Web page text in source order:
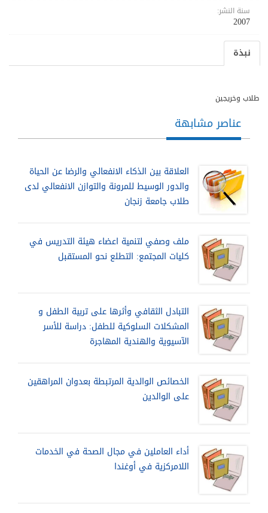
سنة النشر:
2007
نبذة
طلاب وخريجين
عناصر مشابهة
العلاقة بين الذكاء الانفعالي والرضا عن الحياة
والدور الوسيط للمرونة والتوازن الانفعالي لدى
طلاب جامعة زنجان
ملف وصفي لتنمية اعضاء هيئة التدريس في
كليات المجتمع: التطلع نحو المستقبل
التبادل الثقافي وأثرها على تربية الطفل و
المشكلات السلوكية للطفل: دراسة للأسر
الآسيوية والهندية المهاجرة
الخصائص الوالدية المرتبطة بعدوان المراهقين
على الوالدين
أداء العاملين في مجال الصحة في الخدمات
اللامركزية في أوغندا